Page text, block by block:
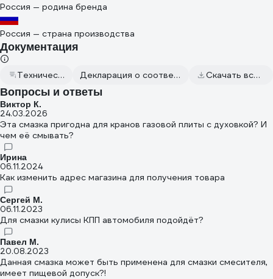
Россия — родина бренда
Россия — страна производства
Документация
Техническое описание Декларация о соответствии от 2024.06.07 Скачать всю документацию
Вопросы и ответы
Виктор К.
24.03.2026
Эта смазка пригодна для кранов газовой плиты с духовкой? И
чем её смывать?
Ирина
06.11.2024
Как изменить адрес магазина для получения товара
Сергей М.
06.11.2023
Для смазки кулисы КПП автомобиля подойдёт?
Павел М.
20.08.2023
Данная смазка может быть применена для смазки смесителя,
имеет пищевой допуск?!